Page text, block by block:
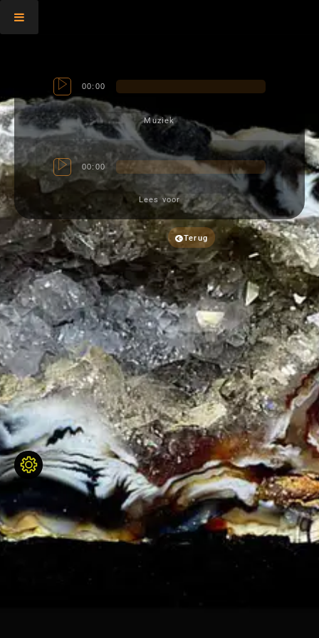
00:00
Muziek
00:00
Lees voor
Terug